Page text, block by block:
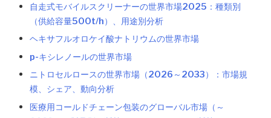
自走式モバイルスクリーナーの世界市場2025：種類別
（供給容量500t/h）、用途別分析
ヘキサフルオロケイ酸ナトリウムの世界市場
p-キシレノールの世界市場
ニトロセルロースの世界市場（2026～2033）：市場規
模、シェア、動向分析
医療用コールドチェーン包装のグローバル市場（～